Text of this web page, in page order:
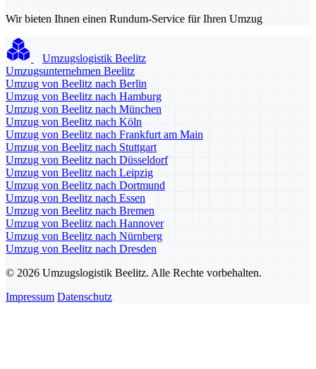
Wir bieten Ihnen einen Rundum-Service für Ihren Umzug
Umzugslogistik Beelitz
Umzugsunternehmen Beelitz
Umzug von Beelitz nach Berlin
Umzug von Beelitz nach Hamburg
Umzug von Beelitz nach München
Umzug von Beelitz nach Köln
Umzug von Beelitz nach Frankfurt am Main
Umzug von Beelitz nach Stuttgart
Umzug von Beelitz nach Düsseldorf
Umzug von Beelitz nach Leipzig
Umzug von Beelitz nach Dortmund
Umzug von Beelitz nach Essen
Umzug von Beelitz nach Bremen
Umzug von Beelitz nach Hannover
Umzug von Beelitz nach Nürnberg
Umzug von Beelitz nach Dresden
© 2026 Umzugslogistik Beelitz. Alle Rechte vorbehalten.
Impressum Datenschutz